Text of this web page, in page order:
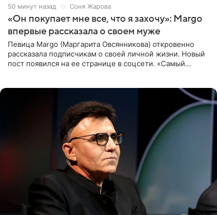
50 минут назад Соня Жарова
«Он покупает мне все, что я захочу»: Margo
впервые рассказала о своем муже
Певица Margo (Маргарита Овсянникова) откровенно
рассказала подписчикам о своей личной жизни. Новый
пост появился на ее странице в соцсети. «Самый